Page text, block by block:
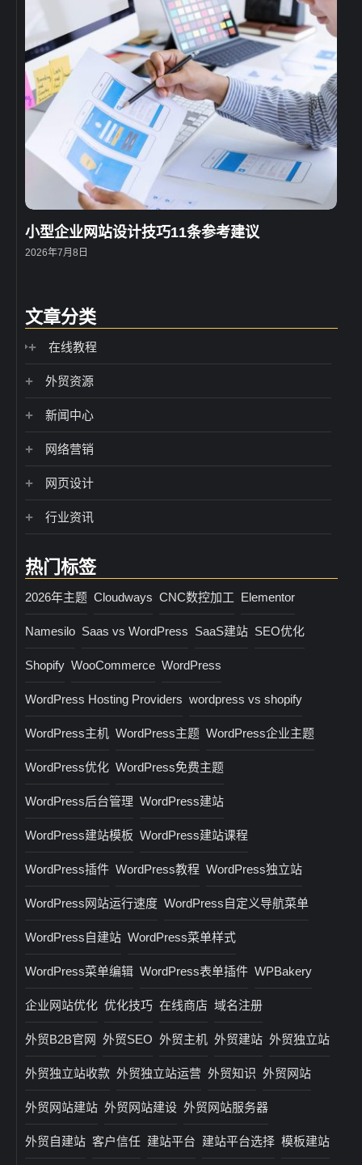
小型企业网站设计技巧11条参考建议
2026年7月8日
文章分类
在线教程
外贸资源
新闻中心
网络营销
网页设计
行业资讯
热门标签
2026年主题 Cloudways CNC数控加工 Elementor
Namesilo Saas vs WordPress SaaS建站 SEO优化
Shopify WooCommerce WordPress
WordPress Hosting Providers wordpress vs shopify
WordPress主机 WordPress主题 WordPress企业主题
WordPress优化 WordPress免费主题
WordPress后台管理 WordPress建站
WordPress建站模板 WordPress建站课程
WordPress插件 WordPress教程 WordPress独立站
WordPress网站运行速度 WordPress自定义导航菜单
WordPress自建站 WordPress菜单样式
WordPress菜单编辑 WordPress表单插件 WPBakery
企业网站优化 优化技巧 在线商店 域名注册
外贸B2B官网 外贸SEO 外贸主机 外贸建站 外贸独立站
外贸独立站收款 外贸独立站运营 外贸知识 外贸网站
外贸网站建站 外贸网站建设 外贸网站服务器
外贸自建站 客户信任 建站平台 建站平台选择 模板建站